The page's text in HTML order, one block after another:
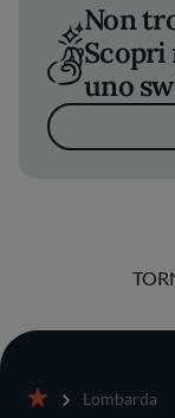
Non
uno
Lombarda